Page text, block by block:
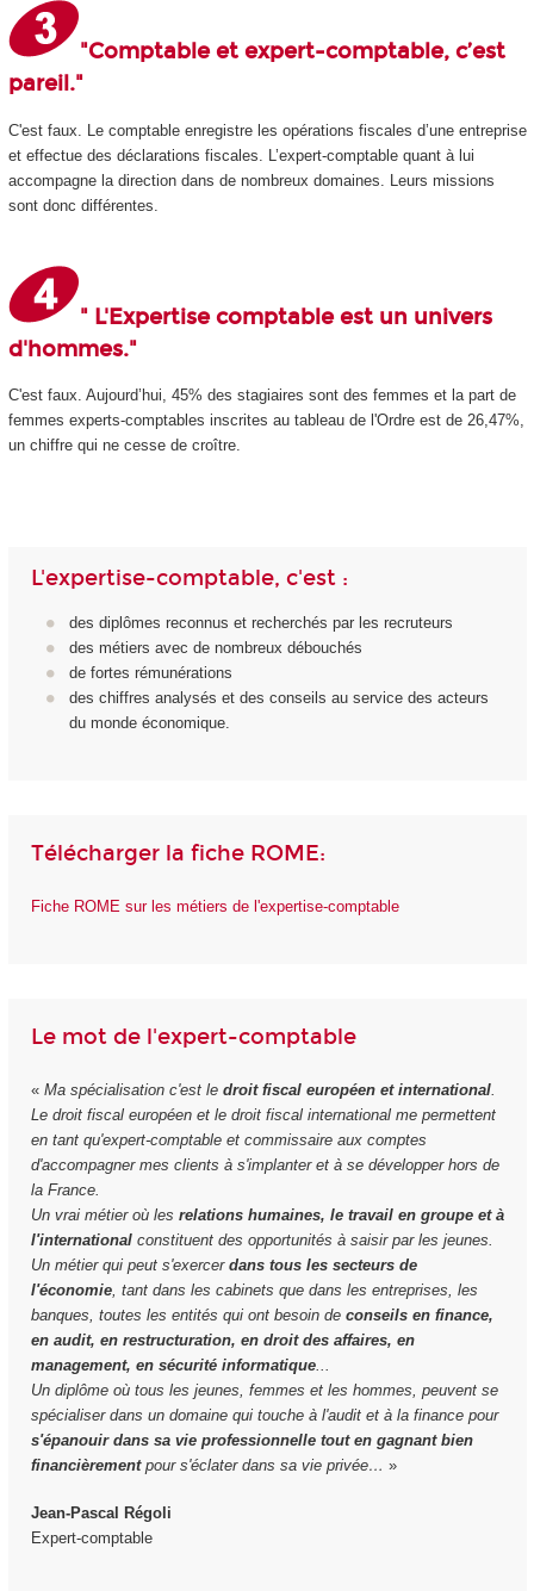
"Comptable et expert-comptable, c’est
pareil."
C'est faux. Le comptable enregistre les opérations fiscales d’une entreprise
et effectue des déclarations fiscales. L’expert-comptable quant à lui
accompagne la direction dans de nombreux domaines. Leurs missions
sont donc différentes.
" L'Expertise comptable est un univers
d'hommes."
C'est faux. Aujourd’hui, 45% des stagiaires sont des femmes et la part de
femmes experts-comptables inscrites au tableau de l'Ordre est de 26,47%,
un chiffre qui ne cesse de croître.
L'expertise-comptable, c'est :
des diplômes reconnus et recherchés par les recruteurs
des métiers avec de nombreux débouchés
de fortes rémunérations
des chiffres analysés et des conseils au service des acteurs
du monde économique.
Télécharger la fiche ROME:
Fiche ROME sur les métiers de l'expertise-comptable
Le mot de l'expert-comptable
« Ma spécialisation c'est le droit fiscal européen et international.
Le droit fiscal européen et le droit fiscal international me permettent
en tant qu'expert-comptable et commissaire aux comptes
d'accompagner mes clients à s'implanter et à se développer hors de
la France.
Un vrai métier où les relations humaines, le travail en groupe et à
l'internationalconstituent des opportunités à saisir par les jeunes.
Un métier qui peut s'exercer dans tous les secteurs de
l'économie, tant dans les cabinets que dans les entreprises, les
banques, toutes les entités qui ont besoin de conseils en finance,
en audit, en restructuration, en droit des affaires, en
management, en sécurité informatique...
Un diplôme où tous les jeunes, femmes et les hommes, peuvent se
spécialiser dans un domaine qui touche à l'audit et à la finance pour
s'épanouir dans sa vie professionnelle tout en gagnant bien
financièrementpour s'éclater dans sa vie privée… »
Jean-Pascal Régoli
Expert-comptable